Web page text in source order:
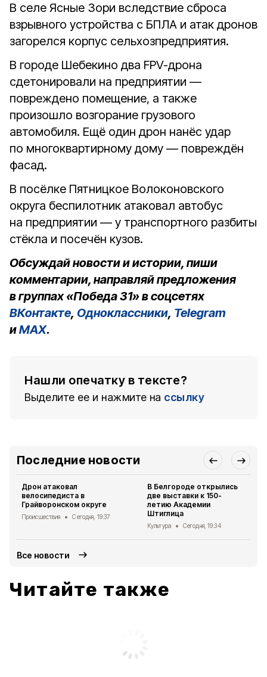
В селе Ясные Зори вследствие сброса
взрывного устройства с БПЛА и атак дронов
загорелся корпус сельхозпредприятия.
В городе Шебекино два FPV-дрона
сдетонировали на предприятии —
повреждено помещение, а также
произошло возгорание грузового
автомобиля. Ещё один дрон нанёс удар
по многоквартирному дому — повреждён
фасад.
В посёлке Пятницкое Волоконовского
округа беспилотник атаковал автобус
на предприятии — у транспортного разбиты
стёкла и посечён кузов.
Обсуждай новости и истории, пиши
комментарии, направляй предложения
в группах «Победа 31» в соцсетях
ВКонтакте, Одноклассники, Telegram
иMAX.
Нашли опечатку в тексте?
Выделите ее и нажмите на ссылку
Последние новости
Дрон атаковал
велосипедиста в
Грайворонском округе
Происшествия Сегодня, 19:37
В Белгороде открылись
две выставки к 150-
летию Академии
Штиглица
Культура Сегодня, 19:34
Все новости
Читайте также